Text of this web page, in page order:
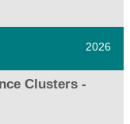
2026
Clusters -